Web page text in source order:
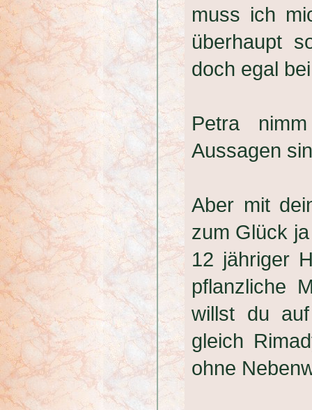
muss ich
überhaupt
doch egal
Petra
Aussagen
Aber mit
zum Glück
12 jähriger
pflanzliche
willst du
gleich
ohne